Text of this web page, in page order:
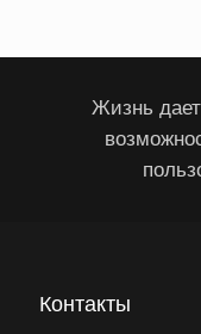
Жизнь
Контакты